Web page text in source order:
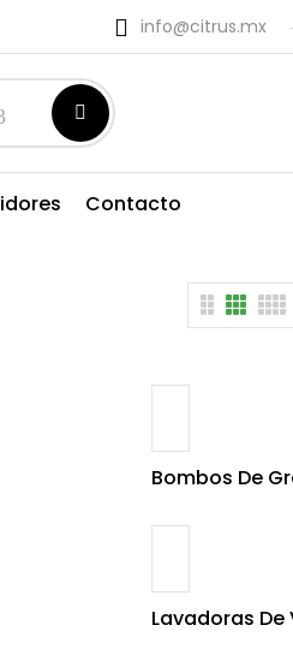
info@citrus.mx
Contacto
Bombos De
Lavadoras De